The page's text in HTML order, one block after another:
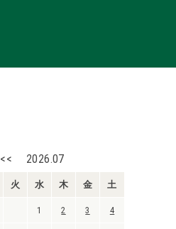
<< 2026.07
火 水 木 金 土
1 2 3 4